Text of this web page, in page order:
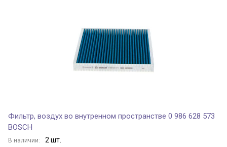
Фильтр, воздух во внутренном пространстве 0 986 628 573
BOSCH
В наличии: 2 шт.